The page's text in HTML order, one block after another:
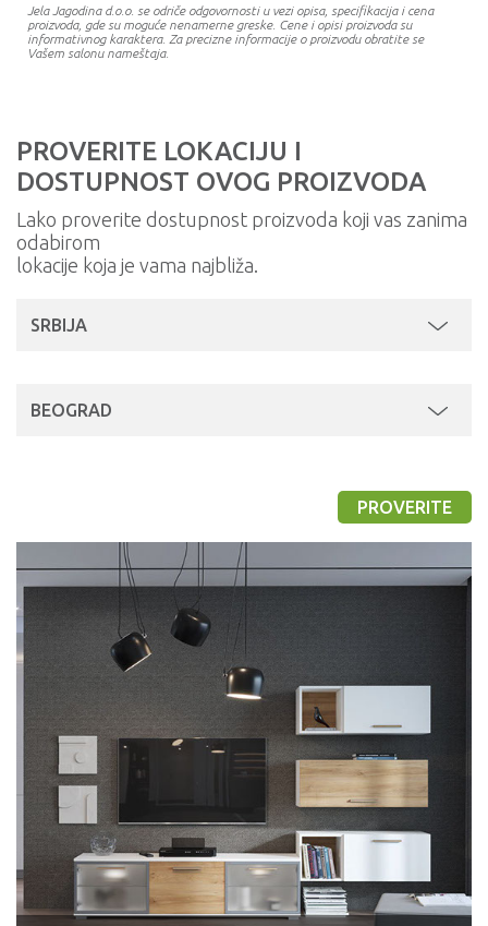
Jela Jagodina d.o.o. se odriče odgovornosti u vezi opisa, specifikacija i cena
proizvoda, gde su moguće nenamerne greske. Cene i opisi proizvoda su
informativnog karaktera. Za precizne informacije o proizvodu obratite se
Vašem salonu nameštaja.
PROVERITE LOKACIJU I
DOSTUPNOST OVOG PROIZVODA
Lako proverite dostupnost proizvoda koji vas zanima
odabirom
lokacije koja je vama najbliža.
SRBIJA
BEOGRAD
PROVERITE